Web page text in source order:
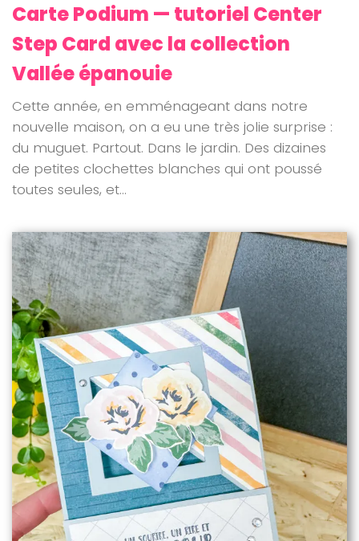
Carte Podium — tutoriel Center
Step Card avec la collection
Vallée épanouie
Cette année, en emménageant dans notre
nouvelle maison, on a eu une très jolie surprise :
du muguet. Partout. Dans le jardin. Des dizaines
de petites clochettes blanches qui ont poussé
toutes seules, et...